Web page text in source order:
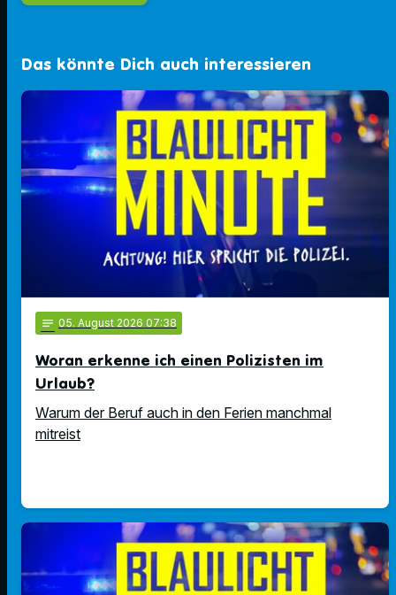
Das könnte Dich auch interessieren
notes 05. August 2026 07:38
Woran erkenne ich einen Polizisten im
Urlaub?
Warum der Beruf auch in den Ferien manchmal
mitreist